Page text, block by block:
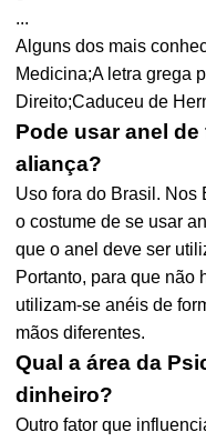
...
Alguns dos mais
Medicina;A letra grega
Direito;Caduceu de
Pode usar anel
aliança?
Uso fora do Brasil. Nos
o costume de se usar
que o anel deve ser
Portanto, para que não
utilizam-se anéis de
mãos diferentes.
Qual a área da
dinheiro?
Outro fator que